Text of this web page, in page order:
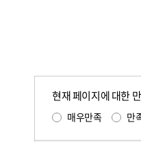
현재 페이지에 대한
매우만족 만